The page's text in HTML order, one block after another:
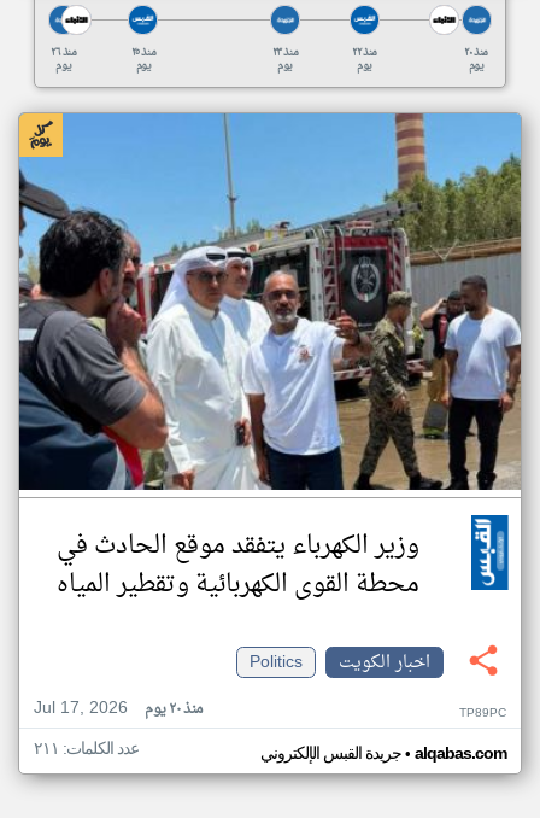
منذ ٢٦
يوم
منذ ٢٥
يوم
منذ ٢٣
يوم
منذ ٢٢
يوم
منذ ٢٠
يوم
وزير الكهرباء يتفقد موقع الحادث في
محطة القوى الكهربائية وتقطير المياه
اخبار الكويت
Politics
Jul 17, 2026
منذ ٢٠ يوم TP89PC
جريدة القبس الإلكتروني• alqabas.com عدد الكلمات: ٢١١